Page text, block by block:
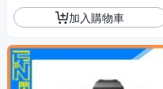
加入購物車